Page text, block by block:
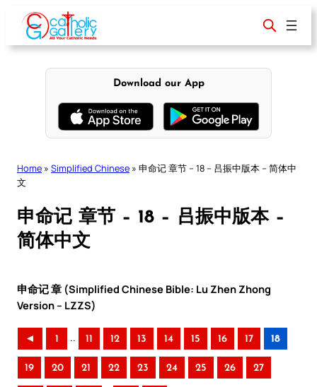
content
Download our App
Home » Simplified Chinese » 申命记 章节 – 18 – 吕振中版本 – 简体中
文
申命记 章节 – 18 – 吕振中版本 –
简体中文
申命记 章 (Simplified Chinese Bible: Lu Zhen Zhong
Version – LZZS)
◄ 1 .. 11 12 13 14 15 16 17 18
19 20 21 22 23 24 25 26 27